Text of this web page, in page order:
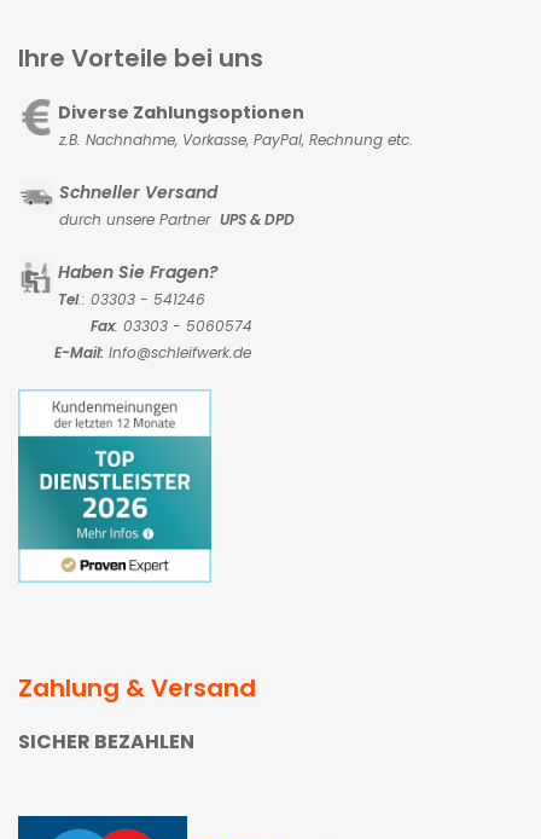
Ihre Vorteile bei uns
Diverse Zahlungsoptionen
z.B. Nachnahme, Vorkasse, PayPal, Rechnung etc.
Schneller Versand
durch unsere Partner UPS & DPD
Haben Sie Fragen?
Tel.: 03303 - 541246
Fax: 03303 - 5060574
E-Mail: Info@schleifwerk.de
Zahlung & Versand
SICHER BEZAHLEN